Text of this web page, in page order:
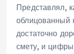
Представлял,
облицованный
достаточно
смету, и